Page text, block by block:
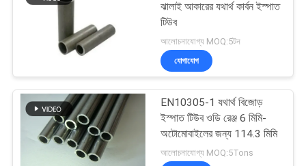
স্টেইনলেস স্টিল কনডেন্সার
টিউব
13
ঝালাই আকারের যথার্থ কার্বন ইস্পাত
টিউব
আলোচনাযোগ্য MOQ:5টন
যোগাযোগ
EN10305-1 যথার্থ বিজোড়
ইস্পাত টিউব ওডি রেঞ্জ 6 মিমি-
অটোমোবাইলের জন্য 114.3 মিমি
আলোচনাযোগ্য MOQ:5Tons